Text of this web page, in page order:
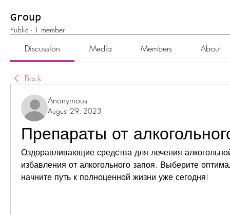
Group
Public · 1 member
Discussion Media Members About
Back
Anonymous
August 29, 2023
Препараты от
Оздоравливающие средства для лечения
избавления от алкогольного запоя. Выберите
начните путь к полноценной жизни уже сегодня!